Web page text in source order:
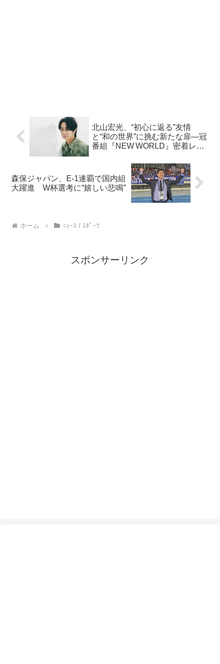
北山宏光、“初心に返る”友情
と“和の世界”に挑む新たな扉—冠
番組『NEW WORLD』密着レポ
森保ジャパン、E‑1連覇で国内組
大躍進 W杯選考に“嬉しい悲鳴”
ホーム ﾆｭｰｽ / ｽﾎﾟｰﾂ
スポンサーリンク